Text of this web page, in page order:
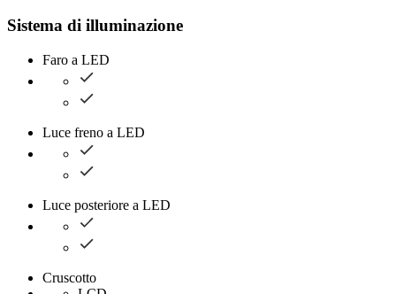
Sistema di illuminazione
Faro a LED
Luce freno a LED
Luce posteriore a LED
Cruscotto